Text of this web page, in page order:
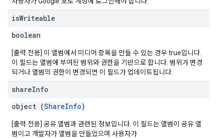
isWriteable
boolean
[출력 전용] 이 앨범에서 미디어 항목을 만들 수 있는 경우 true입니다.
이 필드는 앨범에 부여된 범위와 권한을 기반으로 합니다. 범위가 변경
되거나 앨범의 권한이 변경되면 이 필드가 업데이트됩니다.
shareInfo
object (ShareInfo)
[출력 전용] 공유 앨범과 관련된 정보입니다. 이 필드는 앨범이 공유 앨
범이고 개발자가 앨범을 만들었으며 사용자가